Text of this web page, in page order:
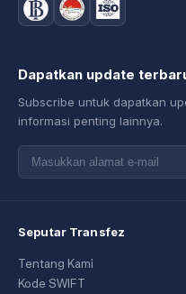
Dapatkan update
Subscribe untuk dapatkan
informasi penting lainnya.
Seputar Transfez
Tentang Kami
Kode SWIFT